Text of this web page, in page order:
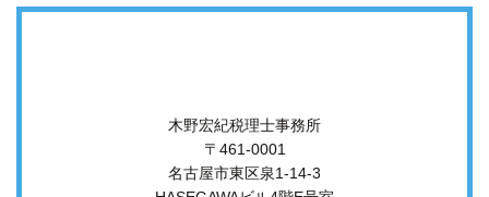
木野宏紀税理士事務所
〒461-0001
名古屋市東区泉1-14-3